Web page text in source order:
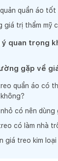
quần áo tốt
giá trị thẩm mỹ
ý quan trọng
gặp về
quần áo có
nhỏ có nên
có làm nhà
giá treo kim